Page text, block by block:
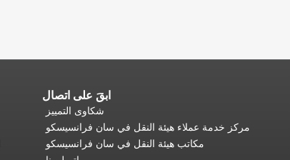
ابقَ على اتصال
شكاوى التمييز
مركز خدمة عملاء هيئة النقل في سان فرانسيسكو
مكاتب هيئة النقل في سان فرانسيسكو